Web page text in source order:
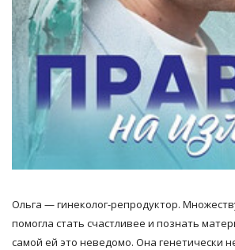
Ольга — гинеколог-репродуктор.
помогла стать счастливее и познать
самой ей это неведомо. Она генетически